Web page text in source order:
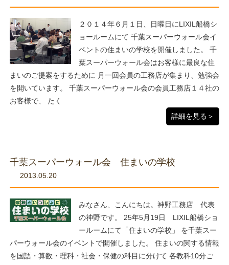
２０１４年６月１日、日曜日にLIXIL船橋シ
ョールームにて 千葉スーパーウォール会イ
ベントの住まいの学校を開催しました。 千
葉スーパーウォール会はお客様に最良な住
まいのご提案をするために 月一回会員の工務店が集まり、勉強会
を開いています。 千葉スーパーウォール会の会員工務店１４社の
お客様で、 たく
詳細を見る＞
千葉スーパーウォール会 住まいの学校
2013.05.20
みなさん、こんにちは。神野工務店 代表
の神野です。 25年5月19日 LIXIL船橋ショ
ールームにて「住まいの学校」 を千葉スー
パーウォール会のイベントで開催しました。 住まいの関する情報
を国語・算数・理科・社会・保健の科目に分けて 各教科10分ご